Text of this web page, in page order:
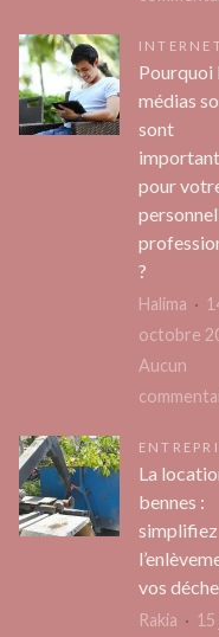
Pourquoi
médias
sont
pour
?
Halima
octobre
Aucun
La
bennes :
simplifiez
vos
Rakia